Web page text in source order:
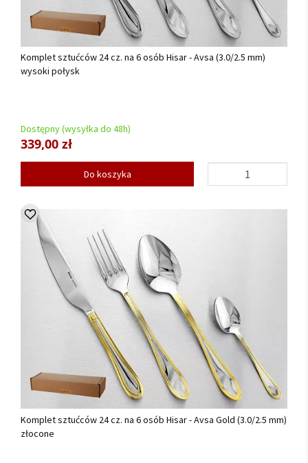
Komplet sztućców 24 cz. na 6 osób Hisar - Avsa (3.0/2.5 mm)
wysoki połysk
Dostępny (wysyłka do 48h)
339,00 zł
Do koszyka
Komplet sztućców 24 cz. na 6 osób Hisar - Avsa Gold (3.0/2.5 mm)
złocone